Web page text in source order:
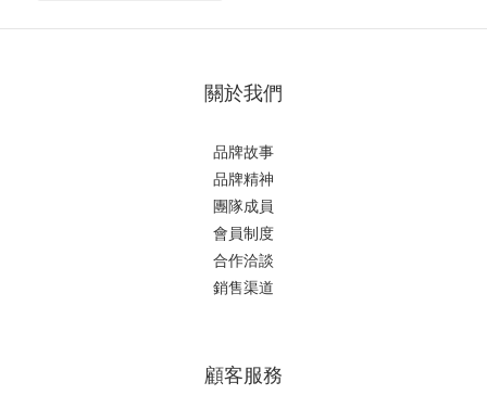
關於我們
品牌故事
品牌精神
團隊成員
會員制度
合作洽談
銷售渠道
顧客服務